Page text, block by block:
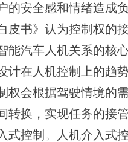
的安全感和情绪造成
皮书》认为控制权的
能汽车人机关系的核
计在人机控制上的趋
权会根据驾驶情境的
转换，实现任务的接
式控制。人机介入式